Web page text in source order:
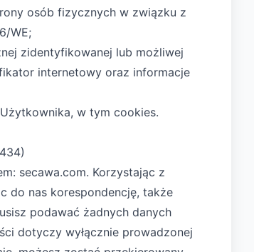
osób fizycznych w związku z
WE;
zidentyfikowanej lub możliwej
internetowy oraz informacje
w tym cookies.
secawa.com. Korzystając z
do nas korespondencję, także
podawać żadnych danych
dotyczy wyłącznie prowadzonej